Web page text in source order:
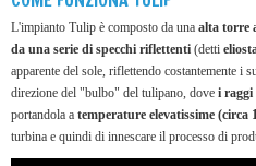
L'impianto Tulip è composto da una alta torre
da una serie di specchi riflettenti (detti
apparente del sole, riflettendo costantemente i
direzione del "bulbo" del tulipano, dove i
portandola a temperature elevatissime (circa
turbina e quindi di innescare il processo di